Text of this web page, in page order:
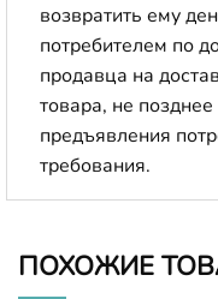
возвратить ему
потребителем по
продавца на
товара, не
предъявления
требования.
ПОХОЖИЕ